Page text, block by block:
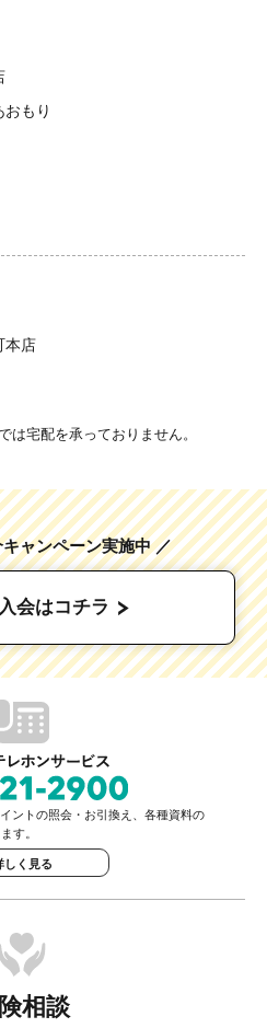
もり
本店
は宅配を承っておりません。
ャンペーン実施中 ／
会はコチラ
ントの照会・お引換え、各種資料の
す。
しく見る
相談